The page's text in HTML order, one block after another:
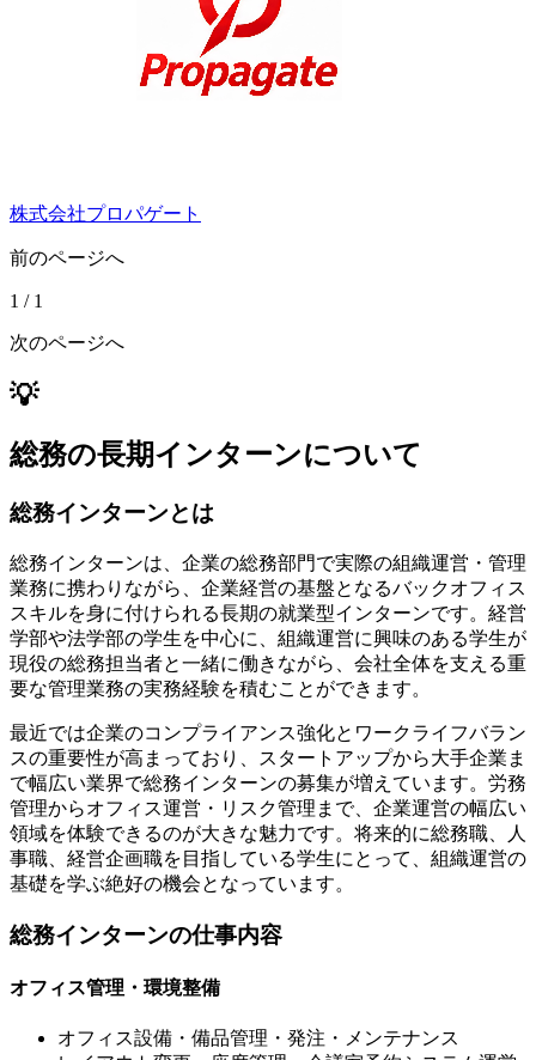
株式会社プロパゲート
前のページへ
1 / 1
次のページへ
💡
総務の長期インターンについて
総務インターンとは
総務インターンは、企業の総務部門で実際の組織運営・管理
業務に携わりながら、企業経営の基盤となるバックオフィス
スキルを身に付けられる長期の就業型インターンです。経営
学部や法学部の学生を中心に、組織運営に興味のある学生が
現役の総務担当者と一緒に働きながら、会社全体を支える重
要な管理業務の実務経験を積むことができます。
最近では企業のコンプライアンス強化とワークライフバラン
スの重要性が高まっており、スタートアップから大手企業ま
で幅広い業界で総務インターンの募集が増えています。労務
管理からオフィス運営・リスク管理まで、企業運営の幅広い
領域を体験できるのが大きな魅力です。将来的に総務職、人
事職、経営企画職を目指している学生にとって、組織運営の
基礎を学ぶ絶好の機会となっています。
総務インターンの仕事内容
オフィス管理・環境整備
オフィス設備・備品管理・発注・メンテナンス